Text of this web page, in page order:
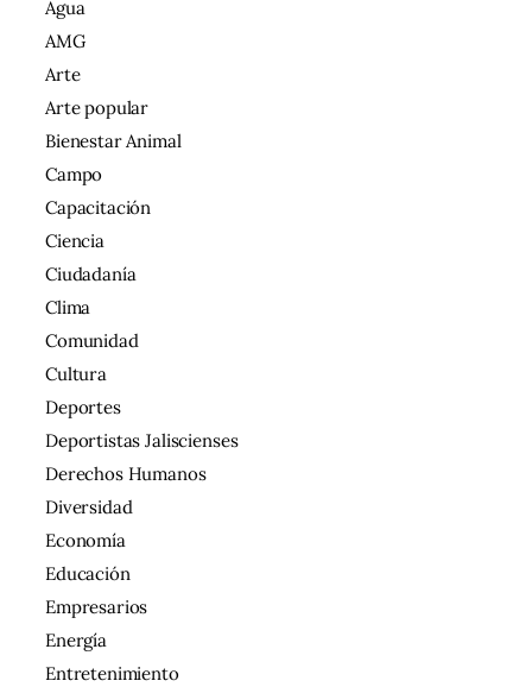
Agua
AMG
Arte
Arte popular
Bienestar Animal
Campo
Capacitación
Ciencia
Ciudadanía
Clima
Comunidad
Cultura
Deportes
Deportistas Jaliscienses
Derechos Humanos
Diversidad
Economía
Educación
Empresarios
Energía
Entretenimiento